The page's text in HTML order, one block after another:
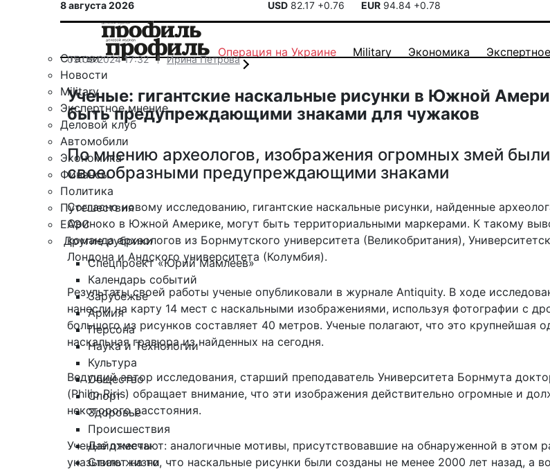
8 августа 2026 USD 82.17 +0.76 EUR 94.84 +0.78
Статьи
Новости
Military
Экспертное мнение
Деловой клуб
Автомобили
Экономика
Финансы
Политика
Путешествия
ЕАЭС
Другие рубрики
Спецпроект «Юрий Мамлеев»
Календарь событий
Зарубежье
Армия
Персона
Наука и Технологии
Культура
Общество
Спорт
Здоровье
Происшествия
Дайджесты
Стиль жизни
Операция на Украине Military Экономика
05.06.2024 17:32 Ирина Петрова
Ученые: гигантские наскальные рисунки в Южной
быть предупреждающими знаками для чужаков
По мнению археологов, изображения огромных змей были
своеобразными предупреждающими знаками
Согласно новому исследованию, гигантские наскальные рисунки, найденные
Ориноко в Южной Америке, могут быть территориальными маркерами. К такому
команда археологов из Борнмутского университета (Великобритания),
Лондона и Андского университета (Колумбия).
Результаты своей работы ученые опубликовали в журнале Antiquity. В ходе
нанесли на карту 14 мест с наскальными изображениями, используя фотографии с
большого из рисунков составляет 40 метров. Ученые полагают, что это крупнейшая
наскальная гравюра из найденных на сегодня.
Ведущий автор исследования, старший преподаватель Университета Борнмута
(Philip Riris) обращает внимание, что эти изображения действительно огромные и
некоторого расстояния.
Ученые отмечают: аналогичные мотивы, присутствовавшие на обнаруженной в этом
указывают на то, что наскальные рисунки были созданы не менее 2000 лет назад, а